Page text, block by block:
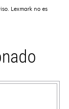
Lexmark no es